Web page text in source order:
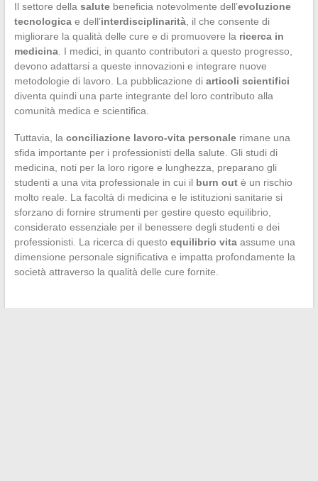
Il settore della salutebeneficia notevolmente dell’evoluzione
tecnologicae dell’interdisciplinarità, il che consente di
migliorare la qualità delle cure e di promuovere la ricerca in
medicina. I medici, in quanto contributori a questo progresso,
devono adattarsi a queste innovazioni e integrare nuove
metodologie di lavoro. La pubblicazione di articoli scientifici
diventa quindi una parte integrante del loro contributo alla
comunità medica e scientifica.
Tuttavia, la conciliazione lavoro-vita personalerimane una
sfida importante per i professionisti della salute. Gli studi di
medicina, noti per la loro rigore e lunghezza, preparano gli
studenti a una vita professionale in cui il burn outè un rischio
molto reale. La facoltà di medicina e le istituzioni sanitarie si
sforzano di fornire strumenti per gestire questo equilibrio,
considerato essenziale per il benessere degli studenti e dei
professionisti. La ricerca di questo equilibrio vitaassume una
dimensione personale significativa e impatta profondamente la
società attraverso la qualità delle cure fornite.